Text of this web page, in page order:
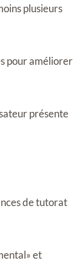
plusieurs
pour améliorer
présente
de tutorat
et